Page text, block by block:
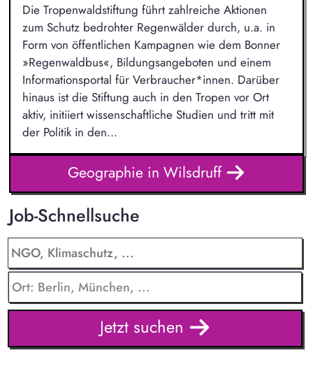
Die Tropenwaldstiftung führt zahlreiche Aktionen
zum Schutz bedrohter Regenwälder durch, u.a. in
Form von öffentlichen Kampagnen wie dem Bonner
»Regenwaldbus«, Bildungsangeboten und einem
Informationsportal für Verbraucher*innen. Darüber
hinaus ist die Stiftung auch in den Tropen vor Ort
aktiv, initiiert wissenschaftliche Studien und tritt mit
der Politik in den...
Geographie in Wilsdruff
Job-Schnellsuche
Jetzt suchen